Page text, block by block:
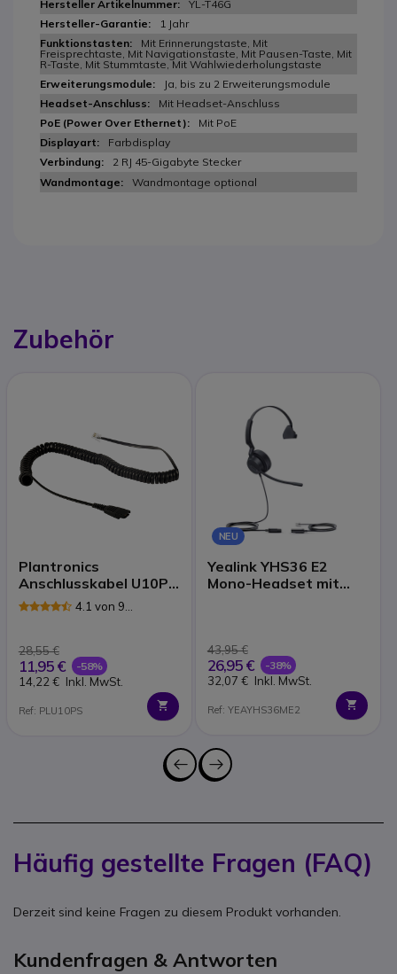
YL-T46G
1 Jahr
Mit Erinnerungstaste, Mit
Freisprechtaste, Mit Navigationstaste, Mit Pausen-Taste, Mit
R-Taste, Mit Stummtaste, Mit Wahlwiederholungstaste
Ja, bis zu 2 Erweiterungsmodule
Mit Headset-Anschluss
Mit PoE
Farbdisplay
2 RJ 45-Gigabyte Stecker
Wandmontage optional
Zubehör
Plantronics
Anschlusskabel U10P-
S
4.1 von 9
28,55 €
11,95 € -58%
14,22 € Inkl. MwSt.
Ref: PLU10PS
NEU
Yealink YHS36 E2
Mono-Headset mit
43,95 €
26,95 € -38%
32,07 € Inkl. MwSt.
Ref: YEAYHS36ME2
Häufig gestellte Fragen (FAQ)
Derzeit sind keine Fragen zu diesem Produkt vorhanden.
Kundenfragen & Antworten